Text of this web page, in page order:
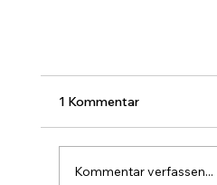
1 Kommentar
Kommentar verfassen...